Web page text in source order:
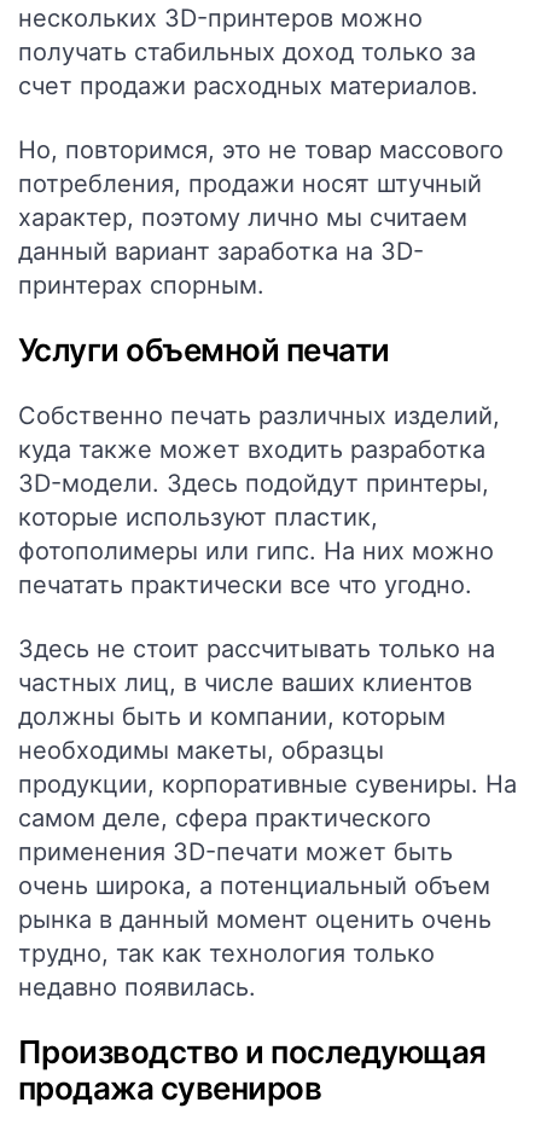
нескольких 3D-принтеров можно
получать стабильных доход только за
счет продажи расходных материалов.
Но, повторимся, это не товар массового
потребления, продажи носят штучный
характер, поэтому лично мы считаем
данный вариант заработка на 3D-
принтерах спорным.
Услуги объемной печати
Собственно печать различных изделий,
куда также может входить разработка
3D-модели. Здесь подойдут принтеры,
которые используют пластик,
фотополимеры или гипс. На них можно
печатать практически все что угодно.
Здесь не стоит рассчитывать только на
частных лиц, в числе ваших клиентов
должны быть и компании, которым
необходимы макеты, образцы
продукции, корпоративные сувениры. На
самом деле, сфера практического
применения 3D-печати может быть
очень широка, а потенциальный объем
рынка в данный момент оценить очень
трудно, так как технология только
недавно появилась.
Производство и последующая
продажа сувениров